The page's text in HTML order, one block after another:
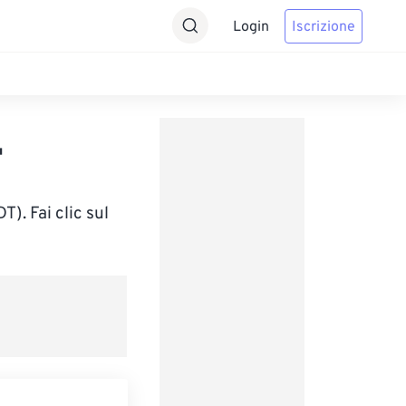
Login Iscrizione
Fai clic sul